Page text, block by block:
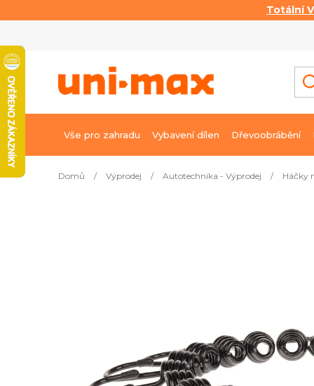
Totální
obsah
Vše pro zahradu Vybavení dílen Dřevoobrábění
Domů / Výprodej / Autotechnika - Výprodej / Háčky